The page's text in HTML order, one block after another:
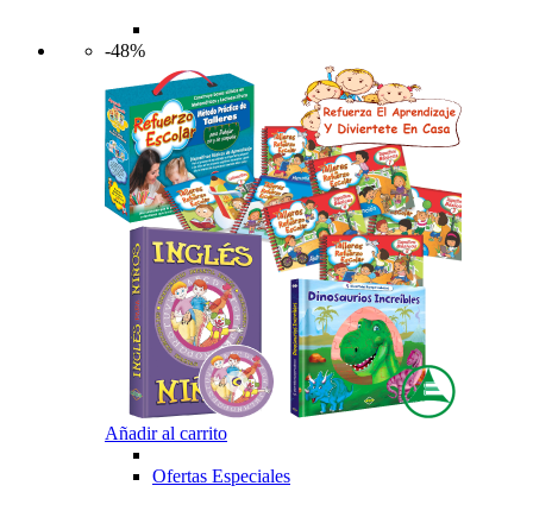
-48%
Añadir al carrito
Ofertas Especiales